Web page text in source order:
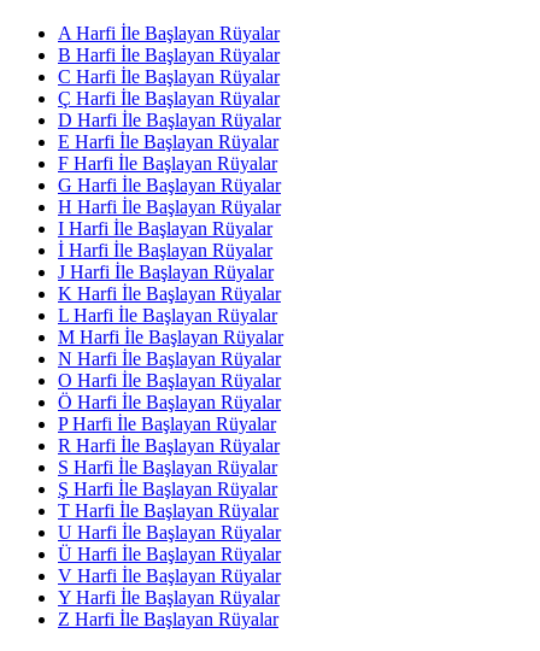
A Harfi İle Başlayan Rüyalar
B Harfi İle Başlayan Rüyalar
C Harfi İle Başlayan Rüyalar
Ç Harfi İle Başlayan Rüyalar
D Harfi İle Başlayan Rüyalar
E Harfi İle Başlayan Rüyalar
F Harfi İle Başlayan Rüyalar
G Harfi İle Başlayan Rüyalar
H Harfi İle Başlayan Rüyalar
I Harfi İle Başlayan Rüyalar
İ Harfi İle Başlayan Rüyalar
J Harfi İle Başlayan Rüyalar
K Harfi İle Başlayan Rüyalar
L Harfi İle Başlayan Rüyalar
M Harfi İle Başlayan Rüyalar
N Harfi İle Başlayan Rüyalar
O Harfi İle Başlayan Rüyalar
Ö Harfi İle Başlayan Rüyalar
P Harfi İle Başlayan Rüyalar
R Harfi İle Başlayan Rüyalar
S Harfi İle Başlayan Rüyalar
Ş Harfi İle Başlayan Rüyalar
T Harfi İle Başlayan Rüyalar
U Harfi İle Başlayan Rüyalar
Ü Harfi İle Başlayan Rüyalar
V Harfi İle Başlayan Rüyalar
Y Harfi İle Başlayan Rüyalar
Z Harfi İle Başlayan Rüyalar